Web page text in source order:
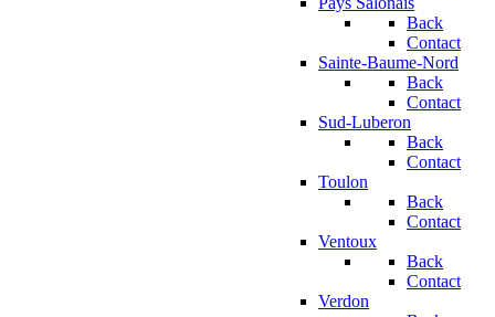
Back
Contact
Sainte-Baume-Nord
Back
Contact
Sud-Luberon
Back
Contact
Toulon
Back
Contact
Ventoux
Back
Contact
Verdon